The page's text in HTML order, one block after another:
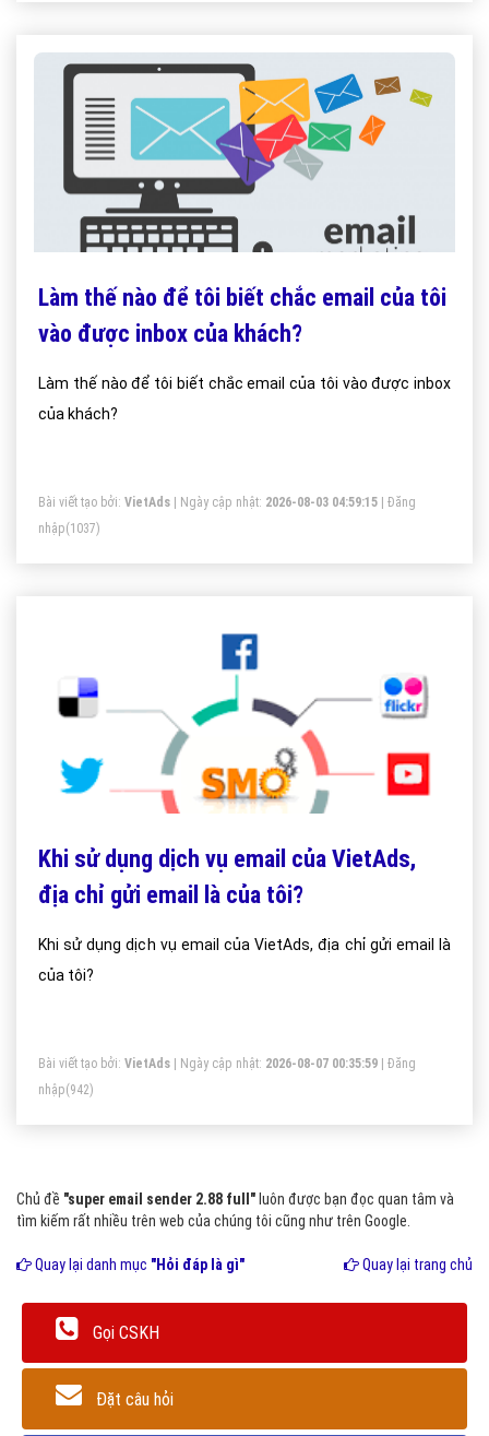
Làm thế nào để tôi biết chắc email của tôi
vào được inbox của khách?
Làm thế nào để tôi biết chắc email của tôi vào được inbox
của khách?
Bài viết tạo bởi: VietAds | Ngày cập nhật: 2026-08-03 04:59:15
Đăng
nhập(1037)
Khi sử dụng dịch vụ email của VietAds,
địa chỉ gửi email là của tôi?
Khi sử dụng dịch vụ email của VietAds, địa chỉ gửi email là
của tôi?
Bài viết tạo bởi: VietAds | Ngày cập nhật: 2026-08-07 00:35:59
Đăng
nhập(942)
Chủ đề "super email sender 2.88 full" luôn được bạn đọc quan tâm và
tìm kiếm rất nhiều trên web của chúng tôi cũng như trên Google.
Quay lại danh mục "Hỏi đáp là gì" Quay lại trang chủ
Gọi CSKH
Đặt câu hỏi